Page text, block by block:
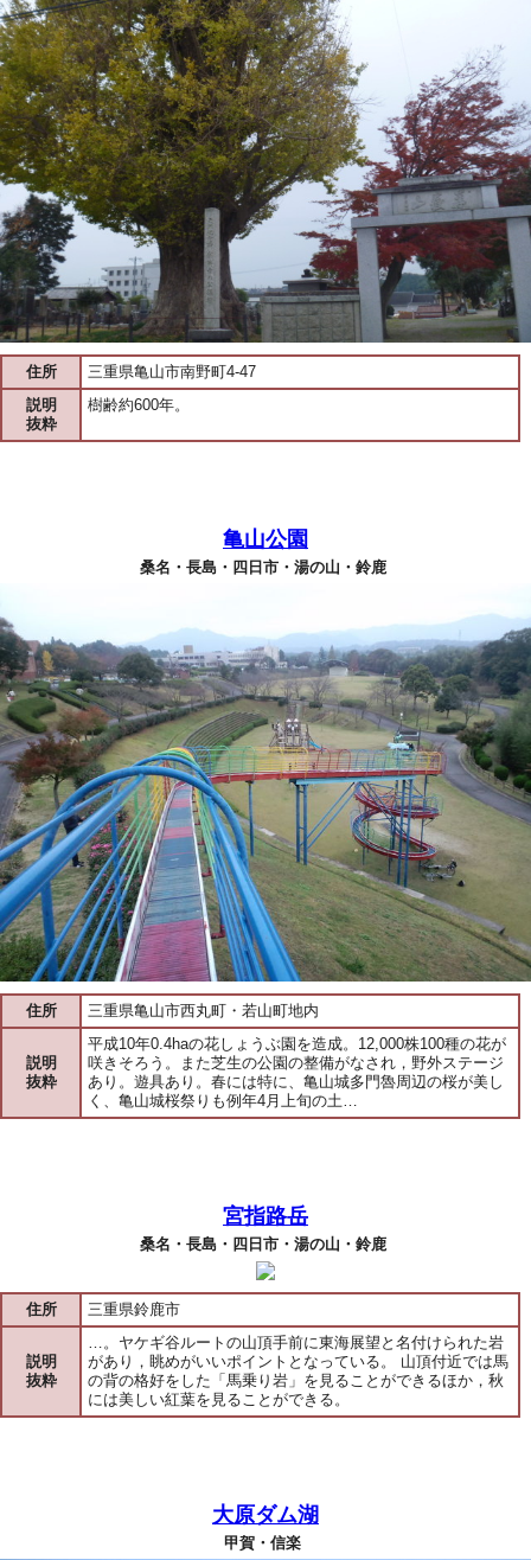
住所
三重県亀山市南野町4-47
説明
抜粋
樹齢約600年。
亀山公園
桑名・長島・四日市・湯の山・鈴鹿
住所 三重県亀山市西丸町・若山町地内
説明
抜粋
平成10年0.4haの花しょうぶ園を造成。12,000株100種の花が
咲きそろう。また芝生の公園の整備がなされ，野外ステージ
あり。遊具あり。春には特に、亀山城多門魯周辺の桜が美し
く、亀山城桜祭りも例年4月上旬の土…
宮指路岳
桑名・長島・四日市・湯の山・鈴鹿
住所 三重県鈴鹿市
説明
抜粋
…。ヤケギ谷ルートの山頂手前に東海展望と名付けられた岩
があり，眺めがいいポイントとなっている。 山頂付近では馬
の背の格好をした「馬乗り岩」を見ることができるほか，秋
には美しい紅葉を見ることができる。
大原ダム湖
甲賀・信楽